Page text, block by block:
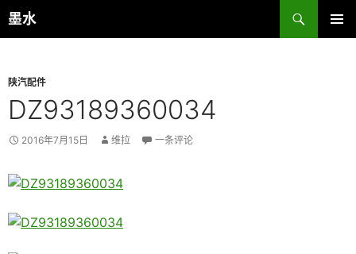
跳
至
墨水
搜
索
陕汽配件
DZ93189360034
2016年7月15日 维拉 一条评论